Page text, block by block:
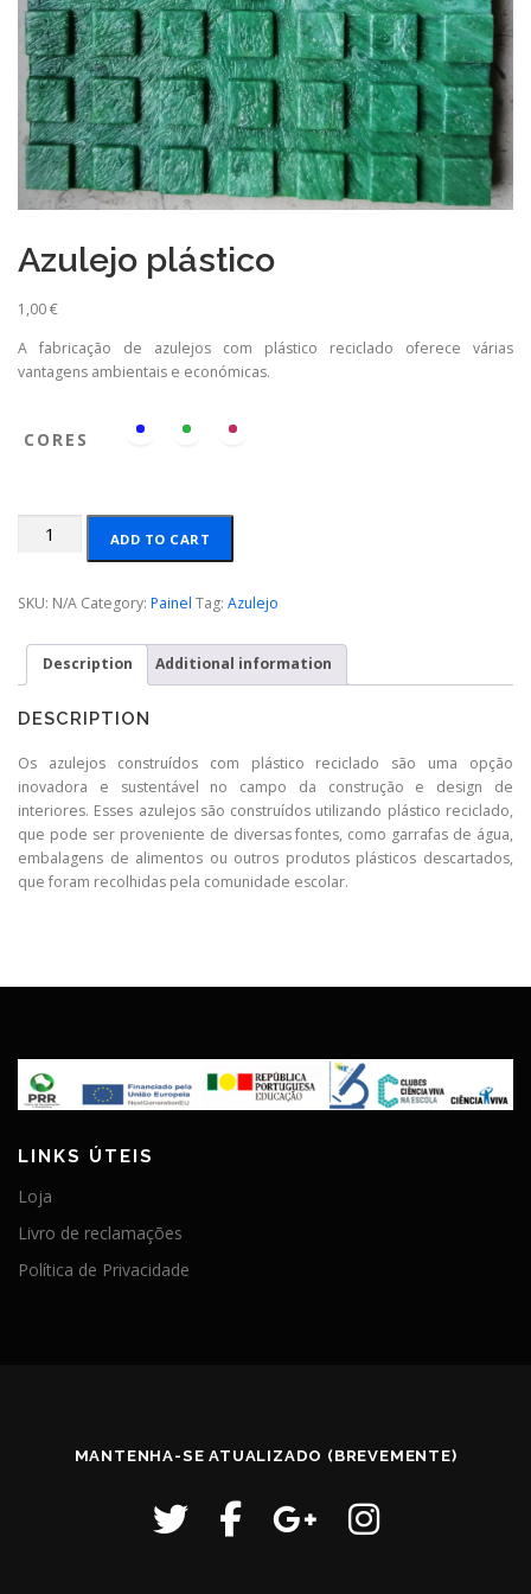
Azulejo plástico
1,00€
A fabricação de azulejos com plástico reciclado oferece várias
vantagens ambientais e económicas.
CORES
Azulejo
ADD TO CART
SKU: N/A Category: Painel Tag: Azulejo
Description Additional information
DESCRIPTION
Os azulejos construídos com plástico reciclado são uma opção
inovadora e sustentável no campo da construção e design de
interiores. Esses azulejos são construídos utilizando plástico reciclado,
que pode ser proveniente de diversas fontes, como garrafas de água,
embalagens de alimentos ou outros produtos plásticos descartados,
que foram recolhidas pela comunidade escolar.
LINKS ÚTEIS
Loja
Livro de reclamações
Política de Privacidade
MANTENHA-SE ATUALIZADO (BREVEMENTE)